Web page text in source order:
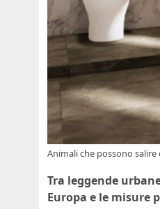
Animali che possono
Tra leggende
Europa e le misure